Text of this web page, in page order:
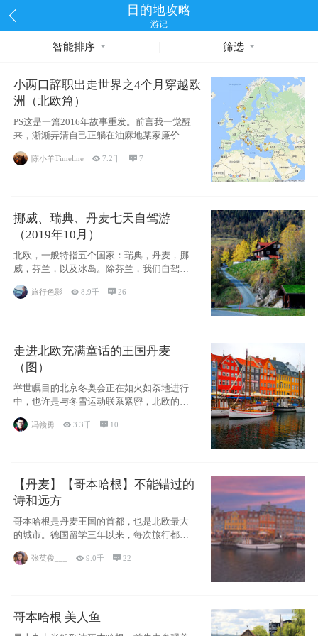
目的地攻略
游记
智能排序 筛选
小两口辞职出走世界之4个月穿越欧
洲（北欧篇）
PS这是一篇2016年故事重发。前言我一觉醒
来，渐渐弄清自己正躺在油麻地某家廉价宾
馆
陈小羊Timeline 7.2千 7
挪威、瑞典、丹麦七天自驾游
（2019年10月）
北欧，一般特指五个国家：瑞典，丹麦，挪
威，芬兰，以及冰岛。除芬兰，我们自驾游
旅行色影 8.9千 26
走进北欧充满童话的王国丹麦
（图）
举世瞩目的北京冬奥会正在如火如荼地进行
中，也许是与冬雪运动联系紧密，北欧的一
些国家因
冯赣勇 3.3千  10
【丹麦】【哥本哈根】不能错过的
诗和远方
哥本哈根是丹麦王国的首都，也是北欧最大
的城市。德国留学三年以来，每次旅行都是
张英俊___ 9.0千 22
哥本哈根 美人鱼